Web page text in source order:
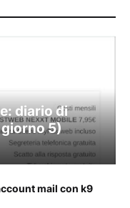
diario di
5)
mail con k9